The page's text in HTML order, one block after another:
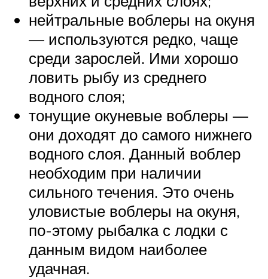
нейтральные воблеры на окуня
— используются редко, чаще
среди зарослей. Ими хорошо
ловить рыбу из среднего
водного слоя;
тонущие окуневые воблеры —
они доходят до самого нижнего
водного слоя. Данный воблер
необходим при наличии
сильного течения. Это очень
уловистые воблеры на окуня,
по-этому рыбалка с лодки с
данным видом наиболее
удачная.